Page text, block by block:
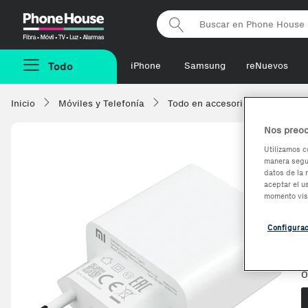
Phonehouse
Todo iPhone Samsung reNuevos
Inicio Móviles y Telefonía Todo en accesorios
-3,84%
Nos
Utilizamos
manera
datos de la
aceptar el
momento